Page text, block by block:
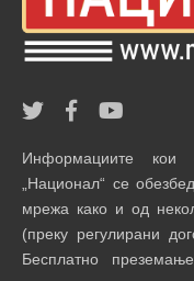
Информациите
„Национал“ се
мрежа како и од
(преку регулирани
Бесплатно